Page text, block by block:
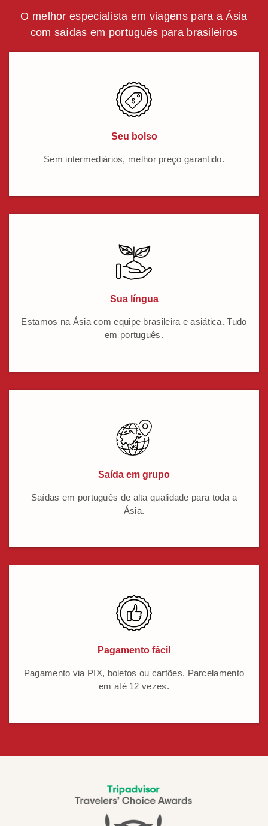
O melhor especialista em viagens para a Ásia
com saídas em português para brasileiros
Seu bolso
Sem intermediários, melhor preço garantido.
Sua língua
Estamos na Ásia com equipe brasileira e asiática. Tudo
em português.
Saída em grupo
Saídas em português de alta qualidade para toda a
Ásia.
Pagamento fácil
Pagamento via PIX, boletos ou cartões. Parcelamento
em até 12 vezes.